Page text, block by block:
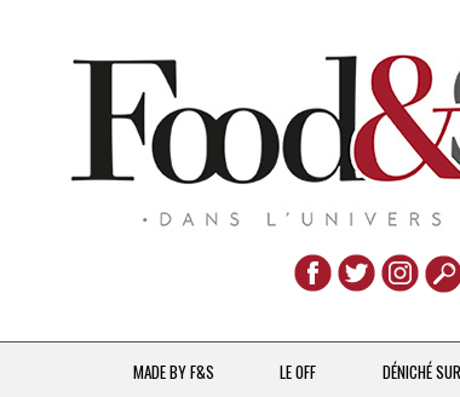
Aller
au
contenu
MADE BY F&S LE OFF DÉNICHÉ